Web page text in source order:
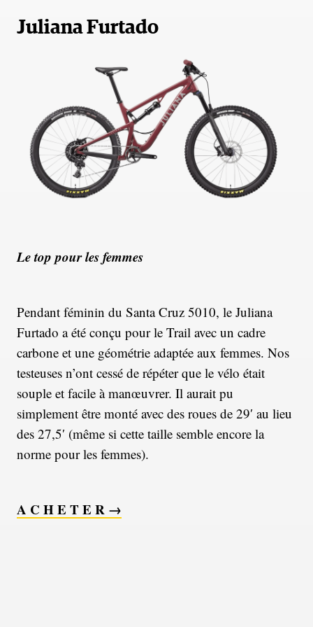
Juliana Furtado
Le top pour les femmes
Pendant féminin du Santa Cruz 5010, le Juliana
Furtado a été conçu pour le Trail avec un cadre
carbone et une géométrie adaptée aux femmes. Nos
testeuses n’ont cessé de répéter que le vélo était
souple et facile à manœuvrer. Il aurait pu
simplement être monté avec des roues de 29′ au lieu
des 27,5′ (même si cette taille semble encore la
norme pour les femmes).
A C H E T E R →